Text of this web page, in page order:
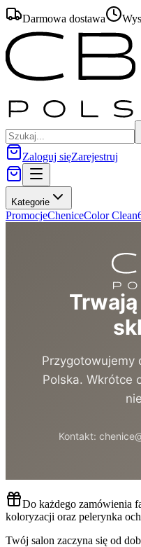
Darmowa dostawa
Zaloguj sięZarejestruj
Kategorie
PromocjeCheniceColor Clean
Przygotowujemy
Polska. Wkrótce
Kontakt:
Do każdego zamówienia
koloryzacji oraz pelerynka
Twój salon zaczyna się od